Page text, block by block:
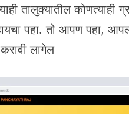
तालुक्यातील
पहा. तो आपण पहा,
लागेल